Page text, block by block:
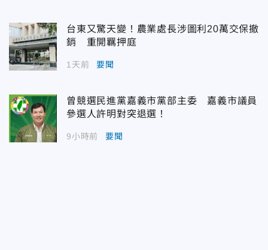
台東又驚天變！農業處長涉圖利20萬交保撤
銷 重開羈押庭
1天前 要聞
曾競選民進黨嘉義市黨部主委 嘉義市議員
參選人許明對突退選！
9小時前 要聞